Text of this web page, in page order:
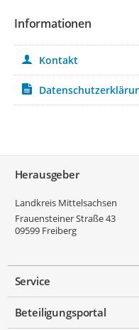
Informationen
Kontakt
Herausgeber
Landkreis Mittelsachsen
Frauensteiner Straße 43
09599 Freiberg
Service
Beteiligungsportal